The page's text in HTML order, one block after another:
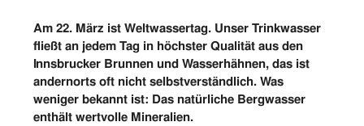
Am 22. März ist Weltwassertag. Unser Trinkwasser
fließt an jedem Tag in höchster Qualität aus den
Innsbrucker Brunnen und Wasserhähnen, das ist
andernorts oft nicht selbstverständlich. Was
weniger bekannt ist: Das natürliche Bergwasser
enthält wertvolle Mineralien.